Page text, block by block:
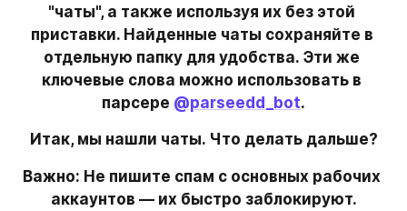
"чаты", а также используя их без этой
приставки. Найденные чаты сохраняйте в
отдельную папку для удобства. Эти же
ключевые слова можно использовать в
парсере @parseedd_bot.
Итак, мы нашли чаты. Что делать дальше?
Важно: Не пишите спам с основных рабочих
аккаунтов — их быстро заблокируют.